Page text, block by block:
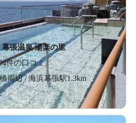
張温泉 湯楽の里
件の口コミ
周辺 / 海浜幕張駅1.3km